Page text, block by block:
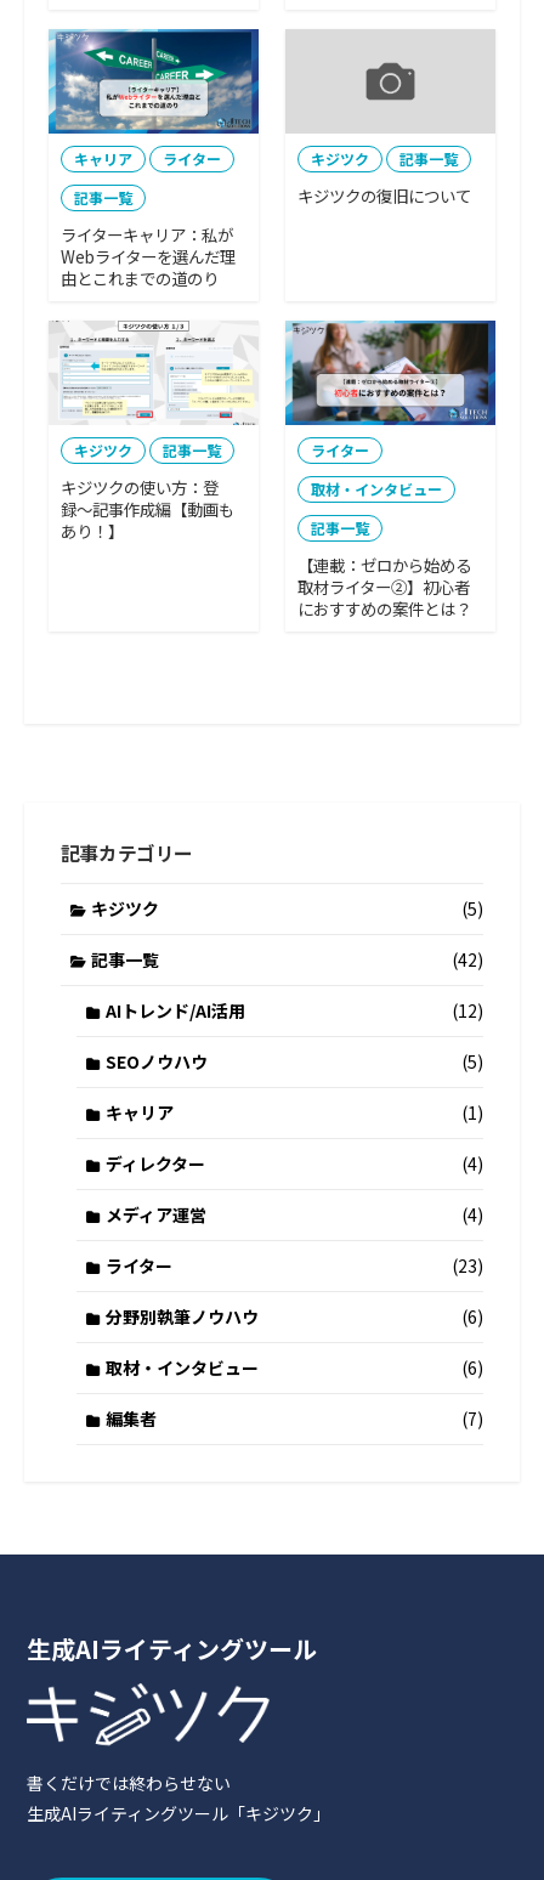
キャリア
ライター
記事一覧
ライターキャリア：私が
Webライターを選んだ理
由とこれまでの道のり
キジツク 記事一覧
キジツクの復旧について
キジツク 記事一覧
キジツクの使い方：登
録〜記事作成編【動画も
あり！】
ライター
取材・インタビュー
記事一覧
【連載：ゼロから始める
取材ライター②】初心者
におすすめの案件とは？
記事カテゴリー
キジツク (5)
記事一覧 (42)
AIトレンド/AI活用 (12)
SEOノウハウ (5)
キャリア (1)
ディレクター (4)
メディア運営 (4)
ライター (23)
分野別執筆ノウハウ (6)
取材・インタビュー (6)
編集者 (7)
生成AIライティングツール
書くだけでは終わらせない
生成AIライティングツール「キジツク」